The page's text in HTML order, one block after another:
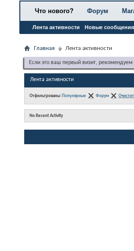
Что нового?
Лента активности Новые сообщения
Форум
Главная Лента активности
Если это ваш первый визит, рекомендуем
Лента активности
Отфильтрованы: Популярные Форум
No Recent Activity